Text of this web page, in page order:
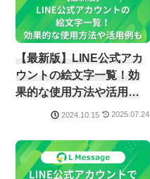
【最新版】LINE公式アカ
ウントの絵文字一覧！効
果的な使用方法や活用例
2024.10.15 2025.07.24